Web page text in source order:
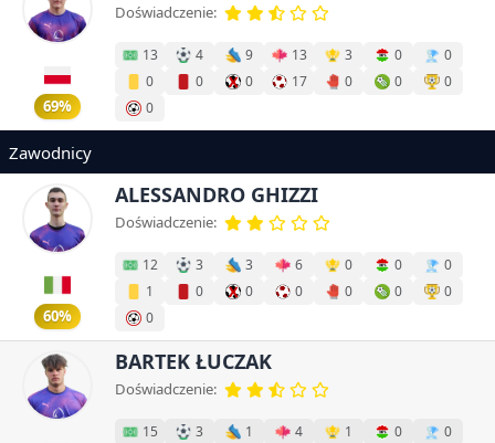
69%
Doświadczenie:
13 4 9 13 3 0
0
0
0 0 17 0 0
0
0
Zawodnicy
60%
ALESSANDRO GHIZZI
Doświadczenie:
12 3 3 6 0 0
0
1
0 0 0 0 0
0
0
BARTEK ŁUCZAK
Doświadczenie:
15 3 1 4 1 0
0